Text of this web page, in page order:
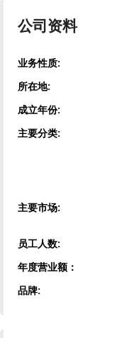
公司资料
业务性质:
所在地:
成立年份:
主要分类:
主要市场:
员工人数:
年度营业额：
品牌: